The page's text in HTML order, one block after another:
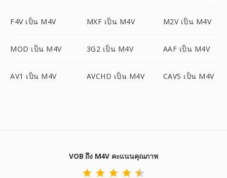
F4V เป็น M4V MXF เป็น M4V M2V เป็น M4V
MOD เป็น M4V 3G2 เป็น M4V AAF เป็น M4V
AV1 เป็น M4V AVCHD เป็น M4V CAVS เป็น M4V
VOB ถึง M4V คะแนนคุณภาพ